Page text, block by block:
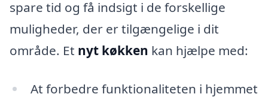
spare tid og få indsigt i de forskellige
muligheder, der er tilgængelige i dit
område. Et nyt køkken kan hjælpe med:
At forbedre funktionaliteten i hjemmet